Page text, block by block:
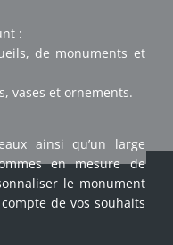
:
de monuments et
vases et ornements.
ainsi qu’un large
en mesure de
le monument
de vos souhaits